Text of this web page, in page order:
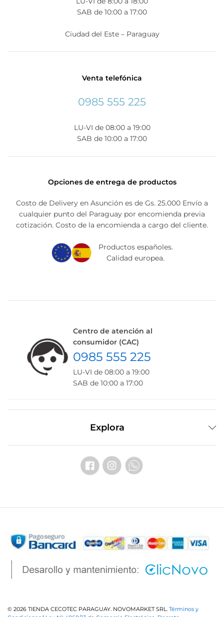
SAB de 10:00 a 17:00
Ciudad del Este – Paraguay
Venta telefónica
0985 555 225
LU-VI de 08:00 a 19:00
SAB de 10:00 a 17:00
Opciones de entrega de productos
Costo de Delivery en Asunción es de Gs. 25.000 Envío a
cualquier punto del Paraguay por encomienda previa
cotización. Costo de la encomienda a cargo del cliente.
Productos españoles.
Calidad europea.
Centro de atención al
consumidor (CAC)
0985 555 225
LU-VI de 08:00 a 19:00
SAB de 10:00 a 17:00
Explora
© 2026 TIENDA CECOTEC PARAGUAY. NOVOMARKET SRL. Términos y